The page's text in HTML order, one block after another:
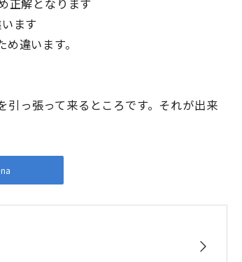
ます
違います。
っ張って来るところです。それが出来